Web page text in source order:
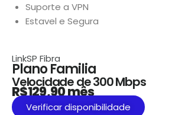
Suporte a VPN
Estavel e Segura
LinkSP Fibra
Plano Familia
Velocidade de 300 Mbps
R$129,90 mês
Verificar disponibilidade